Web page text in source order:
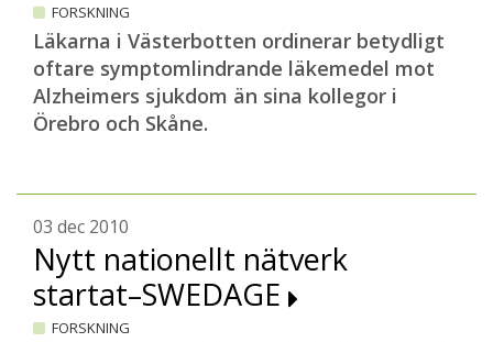
FORSKNING
Läkarna i Västerbotten ordinerar betydligt
oftare symptomlindrande läkemedel mot
Alzheimers sjukdom än sina kollegor i
Örebro och Skåne.
03 dec 2010
Nytt nationellt nätverk
startat–SWEDAGE
FORSKNING